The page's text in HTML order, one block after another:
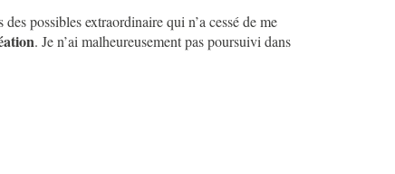
possibles extraordinaire qui n’a cessé de me
. Je n’ai malheureusement pas poursuivi dans